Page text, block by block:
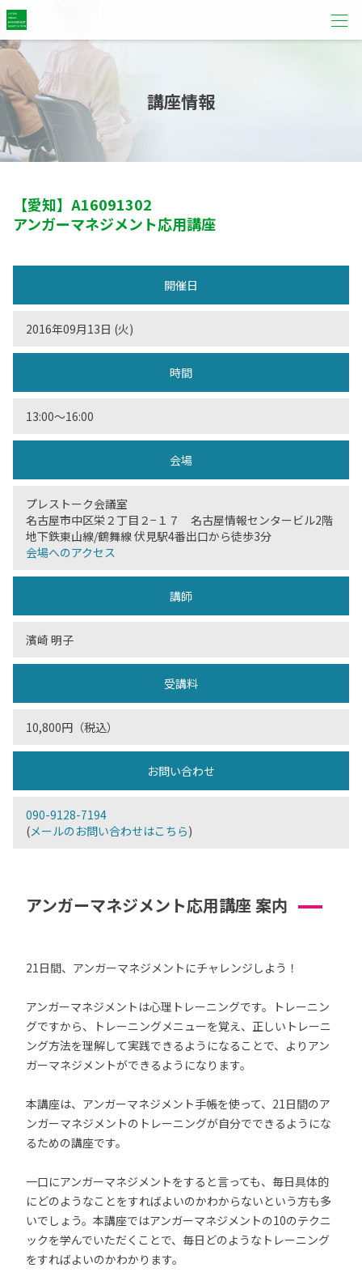
講座情報
【愛知】 A16091302
アンガーマネジメント応用講座
開催日
2016年09月13日 (火)
時間
13:00〜16:00
会場
プレストーク会議室
名古屋市中区栄２丁目２−１７ 名古屋情報センタービル2階
地下鉄東山線/鶴舞線 伏見駅4番出口から徒歩3分
会場へのアクセス
講師
濱崎 明子
受講料
10,800円（税込）
お問い合わせ
090-9128-7194
(メールのお問い合わせはこちら)
アンガーマネジメント応用講座 案内
21日間、アンガーマネジメントにチャレンジしよう！
アンガーマネジメントは心理トレーニングです。トレーニン
グですから、トレーニングメニューを覚え、正しいトレーニ
ング方法を理解して実践できるようになることで、よりアン
ガーマネジメントができるようになります。
本講座は、アンガーマネジメント手帳を使って、21日間のア
ンガーマネジメントのトレーニングが自分でできるようにな
るための講座です。
一口にアンガーマネジメントをすると言っても、毎日具体的
にどのようなことをすればよいのかわからないという方も多
いでしょう。本講座ではアンガーマネジメントの10のテクニ
ックを学んでいただくことで、毎日どのようなトレーニング
をすればよいのかわかります。